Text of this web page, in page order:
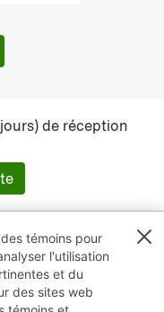
de réception
témoins pour
l'utilisation
et du
des sites web